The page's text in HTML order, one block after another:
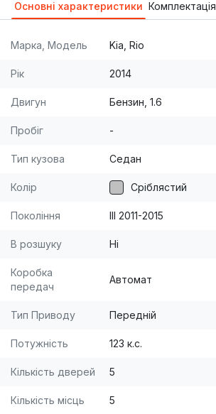
Основні характеристики Комплектація
Марка, Модель Kia, Rio
Рік 2014
Двигун Бензин, 1.6
Пробіг -
Тип кузова Седан
Колір Сріблястий
Покоління III 2011-2015
В розшуку Ні
Коробка
передач
Автомат
Тип Приводу Передній
Потужність 123 к.с.
Кількість дверей 5
Кількість місць 5